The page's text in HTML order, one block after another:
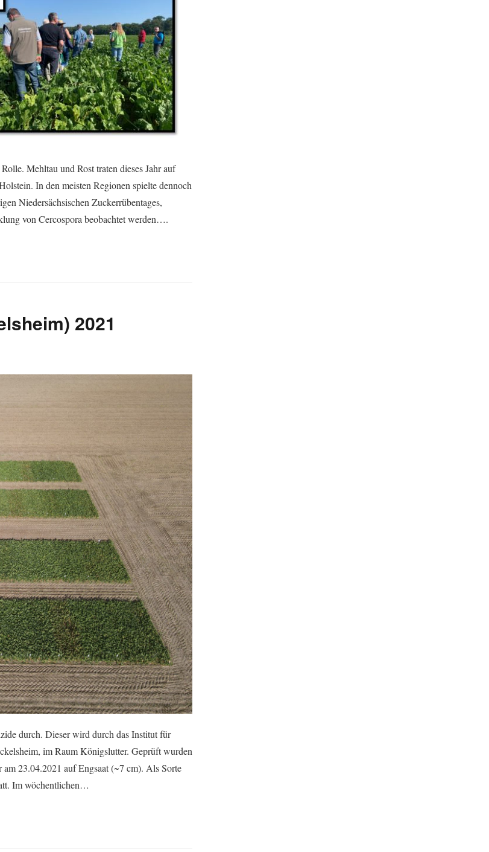
Mehltau und Rost traten dieses Jahr auf
In den meisten Regionen spielte dennoch
Niedersächsischen Zuckerrübentages,
von Cercospora beobachtet werden….
2021
durch. Dieser wird durch das Institut für
im Raum Königslutter. Geprüft wurden
23.04.2021 auf Engsaat (~7 cm). Als Sorte
Im wöchentlichen…